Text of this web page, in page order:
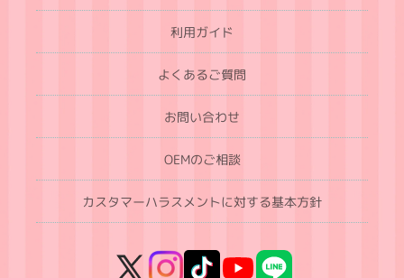
利用ガイド
よくあるご質問
お問い合わせ
OEMのご相談
カスタマーハラスメントに対する基本方針